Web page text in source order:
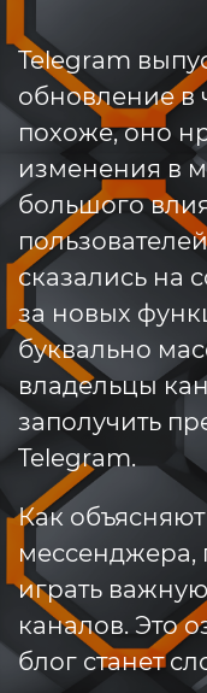
Telegram
обновление в
похоже, оно
изменения в
большого
сказались на
за новых
буквально
владельцы
заполучить
Telegram.
Как
мессенджера,
играть
каналов. Это
блог станет